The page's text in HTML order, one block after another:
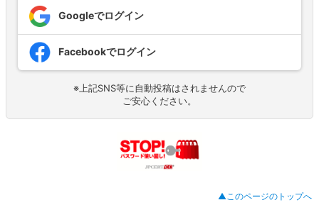
Googleでログイン
Facebookでログイン
※上記SNS等に自動投稿はされませんので
ご安心ください。
▲このページのトップへ